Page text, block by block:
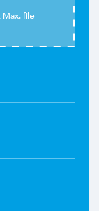
Max. file